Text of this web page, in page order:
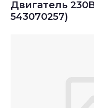
Двигатель
543070257)